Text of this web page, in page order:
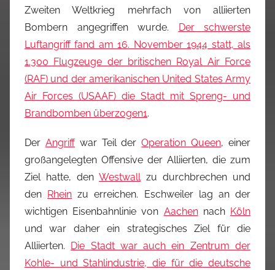
Zweiten Weltkrieg mehrfach von alliierten
Bombern angegriffen wurde.
Der schwerste
Luftangriff fand am16. November 1944 statt, als
1.300 Flugzeuge der britischen Royal Air Force
(RAF) und der amerikanischen United States Army
Air Forces (USAAF) die Stadt mit Spreng- und
Brandbomben überzogen1.
Der Angriffwar Teil derOperation Queen, einer
großangelegten Offensive der Alliierten, die zum
Ziel hatte, den Westwallzu durchbrechen und
den Rhein zu erreichen. Eschweiler lag an der
wichtigen Eisenbahnlinie von Aachennach Köln
und war daher ein strategisches Ziel für die
Alliierten. Die Stadt war auch ein Zentrum der
Kohle- und Stahlindustrie, die für die deutsche